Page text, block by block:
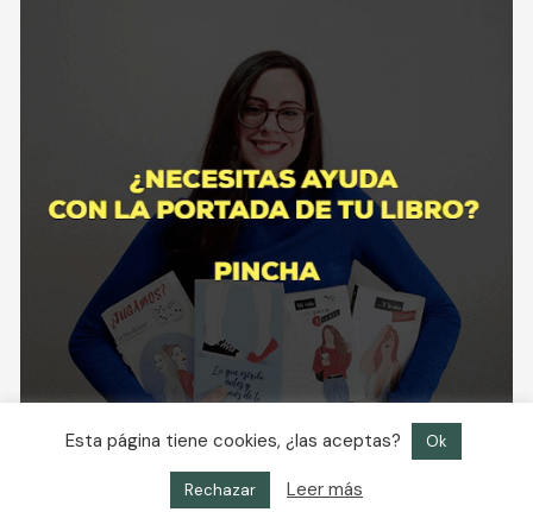
Esta página tiene cookies, ¿las aceptas? Ok
Rechazar Leer más